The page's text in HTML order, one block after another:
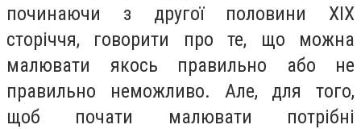
починаючи з другої половини XIX
сторіччя, говорити про те, що можна
малювати якось правильно або не
правильно неможливо. Але, для того,
щоб почати малювати потрібні